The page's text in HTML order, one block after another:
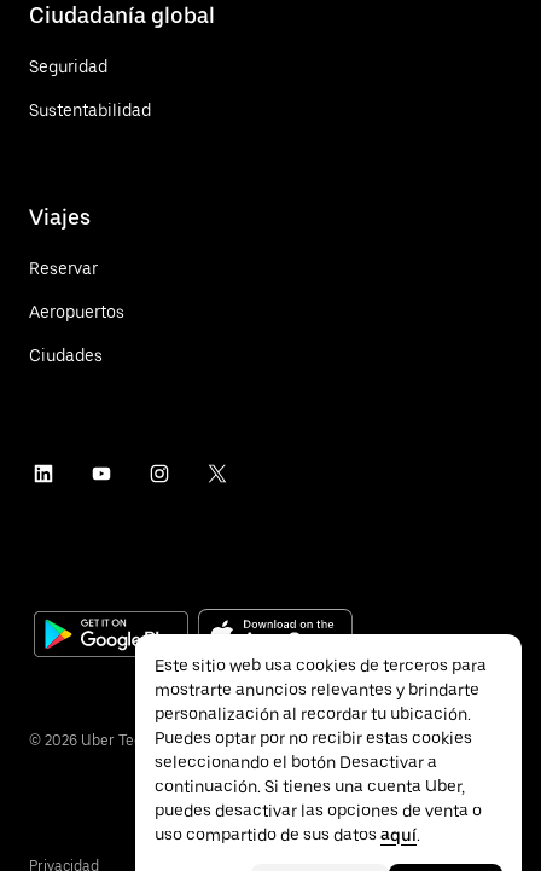
Ciudadanía global
Seguridad
Sustentabilidad
Viajes
Reservar
Aeropuertos
Ciudades
© 2026 Uber Technologies Inc.
Privacidad
Este sitio web usa cookies de terceros para
mostrarte anuncios relevantes y brindarte
personalización al recordar tu ubicación.
Puedes optar por no recibir estas cookies
seleccionando el botón Desactivar a
continuación. Si tienes una cuenta Uber,
puedes desactivar las opciones de venta o
uso compartido de sus datos aquí.